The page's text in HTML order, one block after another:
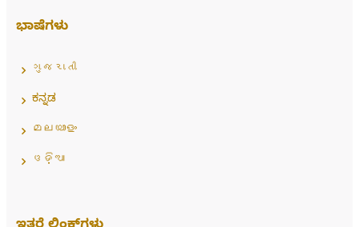
ಭಾಷೆಗಳು
ગુજરાતી
ಕನ್ನಡ
മലയാളം
ଓଡ଼ିଆ